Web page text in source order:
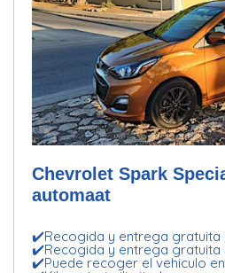
Chevrolet Spark
automaat
✔️Recogida y entrega gratuita
✔️Recogida y entrega gratuita
✔️Puede recoger el vehiculo